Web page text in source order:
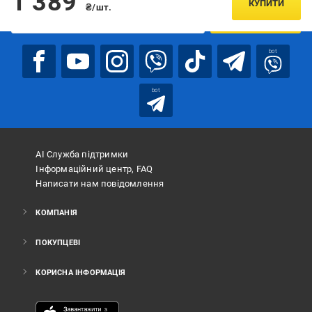
₴/шт. КУПИТИ
ПІДПИСАТИСЯ
bot
bot
АІ Служба підтримки
Інформаційний центр, FAQ
Написати нам повідомлення
КОМПАНІЯ
ПОКУПЦЕВІ
КОРИСНА ІНФОРМАЦІЯ